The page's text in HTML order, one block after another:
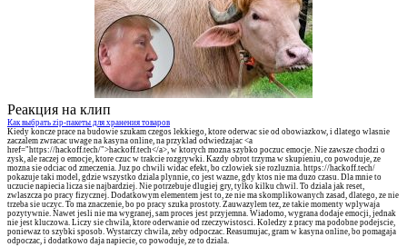
Реакция на клип
Как выбрать zip-пакеты для хранения товаров
Kiedy koncze prace na budowie szukam czegos lekkiego, ktore oderwac sie od obowiazkow, i dlatego wlasnie
zaczalem zwracac uwage na kasyna online, na przyklad odwiedzajac <a
href="https://hackoff.tech/">hackoff.tech</a>, w ktorych mozna szybko poczuc emocje. Nie zawsze chodzi o
zysk, ale raczej o emocje, ktore czuc w trakcie rozgrywki. Kazdy obrot trzyma w skupieniu, co powoduje, ze
mozna sie odciac od zmeczenia. Juz po chwili widac efekt, bo czlowiek sie rozluznia. https://hackoff.tech/
pokazuje taki model, gdzie wszystko dziala plynnie, co jest wazne, gdy ktos nie ma duzo czasu. Dla mnie to
uczucie napiecia licza sie najbardziej. Nie potrzebuje dlugiej gry, tylko kilku chwil. To dziala jak reset,
zwlaszcza po pracy fizycznej. Dodatkowym elementem jest to, ze nie ma skomplikowanych zasad, dlatego, ze nie
trzeba sie uczyc. To ma znaczenie, bo po pracy szuka prostoty. Zauwazylem tez, ze takie momenty wplywaja
pozytywnie. Nawet jesli nie ma wygranej, sam proces jest przyjemna. Wiadomo, wygrana dodaje emocji, jednak
nie jest kluczowa. Liczy sie chwila, ktore oderwanie od rzeczywistosci. Koledzy z pracy ma podobne podejscie,
poniewaz to szybki sposob. Wystarczy chwila, zeby odpoczac. Reasumujac, gram w kasyna online, bo pomagaja
odpoczac, i dodatkowo daja napiecie, co powoduje, ze to dziala.